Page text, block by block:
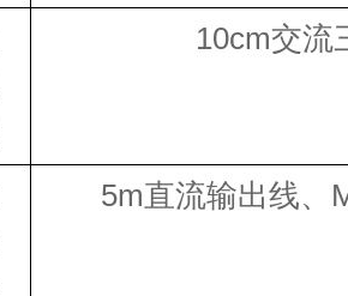
10cm交流
5m直流输出线、